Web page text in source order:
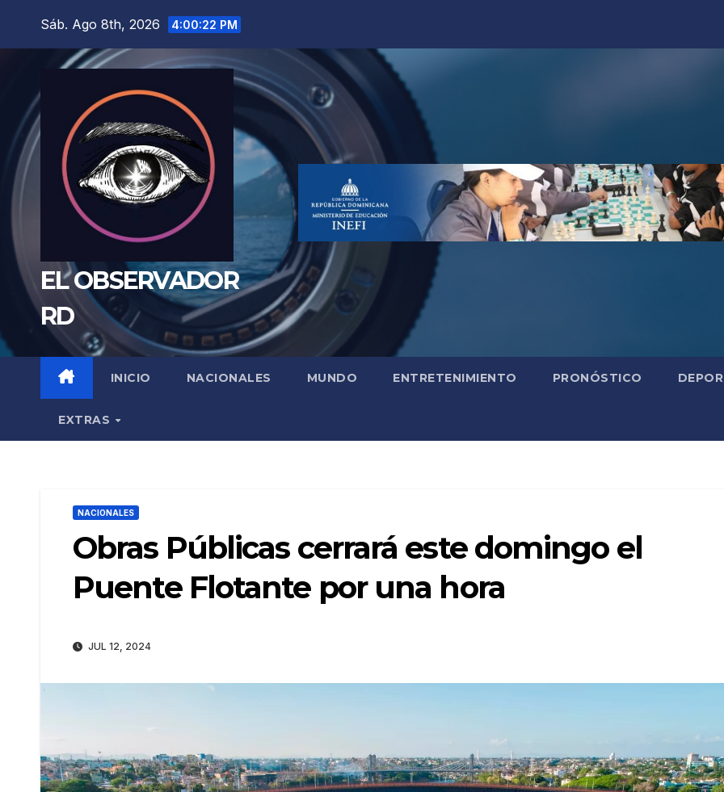
Sáb. Ago 8th, 2026 4:00:24 PM
EL OBSERVADOR
RD
INICIO NACIONALES MUNDO ENTRETENIMIENTO PRONÓSTICO
EXTRAS
NACIONALES
Obras Públicas cerrará este domingo el
Puente Flotante por una hora
JUL 12, 2024